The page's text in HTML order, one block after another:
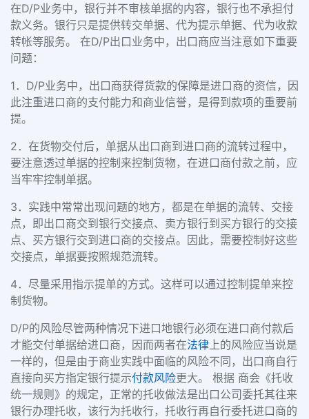
在D/P业务中，银行并不审核单据的内容，银行也不承担付
款义务。银行只是提供转交单据、代为提示单据、代为收款
转帐等服务。 在D/P出口业务中，出口商应当注意如下重要
问题：
1．D/P业务中，出口商获得货款的保障是进口商的资信，因
此注重进口商的支付能力和商业信誉，是得到款项的重要前
提。
2．在货物交付后，单据从出口商到进口商的流转过程中，
要注意透过单据的控制来控制货物，在进口商付款之前，应
当牢牢控制单据。
3．实践中常常出现问题的地方，都是在单据的流转、交接
点，即出口商交到银行交接点、卖方银行到买方银行的交接
点、买方银行交到进口商的交接点。因此，需要控制好这些
交接点，单据要按照规范流转。
4．尽量采用指示提单的方式。这样可以通过控制提单来控
制货物。
D/P的风险尽管两种情况下进口地银行必须在进口商付款后
才能交付单据给进口商，因而两者在法律 上的风险应当说是
一样的，但是由于商业实践中面临的风险不同，出口商自行
直接向买方指定银行提示付款风险更大。 根据 商会《托收
统一规则》的规定，正常的托收做法是出口公司委托其往来
银行办理托收，该行为托收行，托收行再自行委托进口商的